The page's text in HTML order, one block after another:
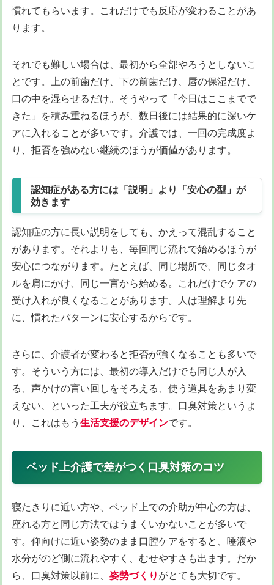
慣れてもらいます。これだけでも反応が変わることがあ
ります。
それでも難しい場合は、最初から全部やろうとしないこ
とです。上の前歯だけ、下の前歯だけ、唇の保湿だけ、
口の中を湿らせるだけ。そうやって「今日はここまでで
きた」を積み重ねるほうが、数日後には結果的に深いケ
アに入れることが多いです。介護では、一回の完成度よ
り、拒否を強めない継続のほうが価値があります。
認知症がある方には「説明」より「安心の型」が
効きます
認知症の方に長い説明をしても、かえって混乱すること
があります。それよりも、毎回同じ流れで始めるほうが
安心につながります。たとえば、同じ場所で、同じタオ
ルを肩にかけ、同じ一言から始める。これだけでケアの
受け入れが良くなることがあります。人は理解より先
に、慣れたパターンに安心するからです。
さらに、介護者が変わると拒否が強くなることも多いで
す。そういう方には、最初の導入だけでも同じ人が入
る、声かけの言い回しをそろえる、使う道具をあまり変
えない、といった工夫が役立ちます。口臭対策というよ
り、これはもう 生活支援のデザインです。
ベッド上介護で差がつく口臭対策のコツ
寝たきりに近い方や、ベッド上での介助が中心の方は、
座れる方と同じ方法ではうまくいかないことが多いで
す。仰向けに近い姿勢のまま口腔ケアをすると、唾液や
水分がのど側に流れやすく、むせやすさも出ます。だか
ら、口臭対策以前に、 姿勢づくり がとても大切です。